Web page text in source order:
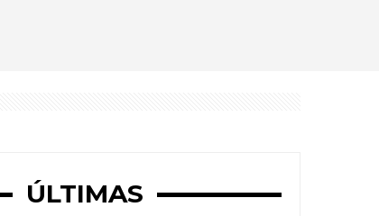
em condomínio de luxo
ÚLTIMAS